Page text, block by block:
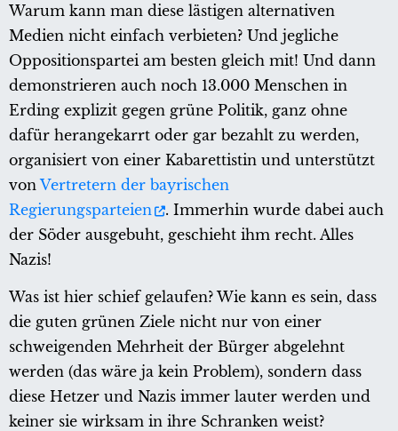
Warum kann man diese lästigen alternativen
Medien nicht einfach verbieten? Und jegliche
Oppositionspartei am besten gleich mit! Und dann
demonstrieren auch noch 13.000 Menschen in
Erding explizit gegen grüne Politik, ganz ohne
dafür herangekarrt oder gar bezahlt zu werden,
organisiert von einer Kabarettistin und unterstützt
vonVertretern der bayrischen
Regierungsparteien
. Immerhin wurde dabei auch
der Söder ausgebuht, geschieht ihm recht. Alles
Nazis!
Was ist hier schief gelaufen? Wie kann es sein, dass
die guten grünen Ziele nicht nur von einer
schweigenden Mehrheit der Bürger abgelehnt
werden (das wäre ja kein Problem), sondern dass
diese Hetzer und Nazis immer lauter werden und
keiner sie wirksam in ihre Schranken weist?